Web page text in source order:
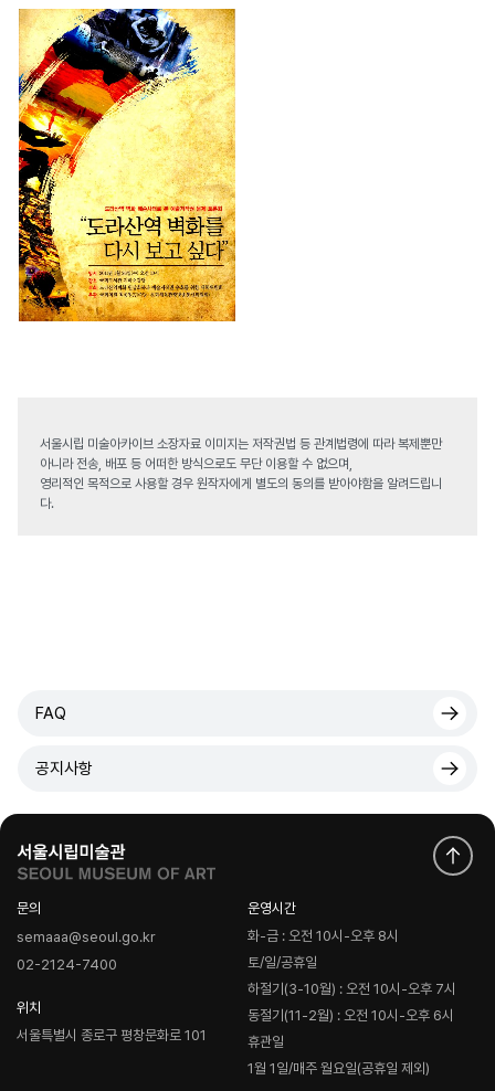
서울시립 미술아카이브 소장자료 이미지는 저작권법 등 관계법령에 따라 복제뿐만
아니라 전송, 배포 등 어떠한 방식으로도 무단 이용할 수 없으며,
영리적인 목적으로 사용할 경우 원작자에게 별도의 동의를 받아야함을 알려드립니
다.
FAQ
공지사항
문의
semaaa@seoul.go.kr
02-2124-7400
위치
서울특별시 종로구 평창문화로 101
운영시간
화-금 : 오전 10시-오후 8시
토/일/공휴일
하절기(3-10월) : 오전 10시-오후 7시
동절기(11-2월) : 오전 10시-오후 6시
휴관일
1월 1일/매주 월요일(공휴일 제외)